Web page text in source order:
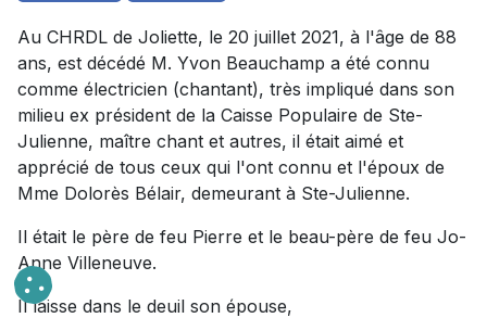
Au CHRDL de Joliette, le 20 juillet 2021, à l'âge de 88
ans, est décédé M. Yvon Beauchamp a été connu
comme électricien (chantant), très impliqué dans son
milieu ex président de la Caisse Populaire de Ste-
Julienne, maître chant et autres, il était aimé et
apprécié de tous ceux qui l'ont connu et l'époux de
Mme Dolorès Bélair, demeurant à Ste-Julienne.
Il était le père de feu Pierre et le beau-père de feu Jo-
Anne Villeneuve.
Il laisse dans le deuil son épouse,